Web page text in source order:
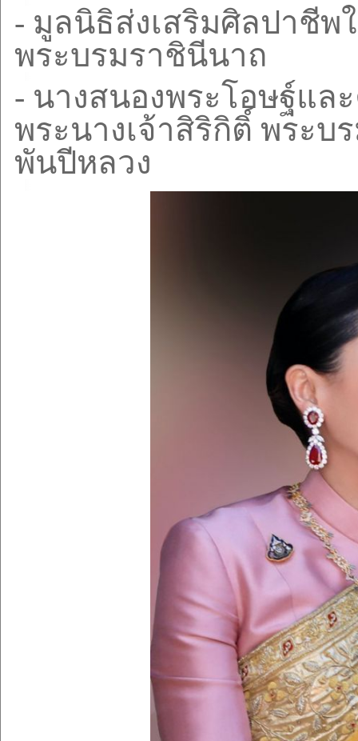
- มูลนิธิส่งเสริมศิลปาชีพ
พระบรมราชินีนาถ
- นางสนองพระโอษฐ์แล
พระนางเจ้าสิริกิติ์ พระ
พันปีหลวง